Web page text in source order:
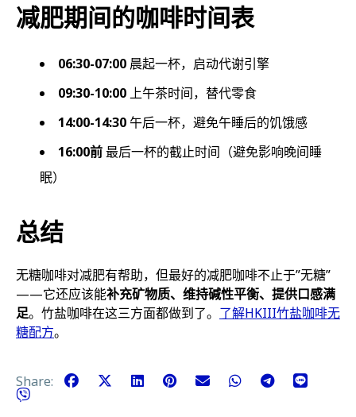
减肥期间的咖啡时间表
06:30-07:00 晨起一杯，启动代谢引擎
09:30-10:00 上午茶时间，替代零食
14:00-14:30午后一杯，避免午睡后的饥饿感
16:00前最后一杯的截止时间（避免影响晚间睡
眠）
总结
无糖咖啡对减肥有帮助，但最好的减肥咖啡不止于”无糖”
——它还应该能补充矿物质、维持碱性平衡、提供口感满
足。竹盐咖啡在这三方面都做到了。 了解HKIII竹盐咖啡无
糖配方。
Share: